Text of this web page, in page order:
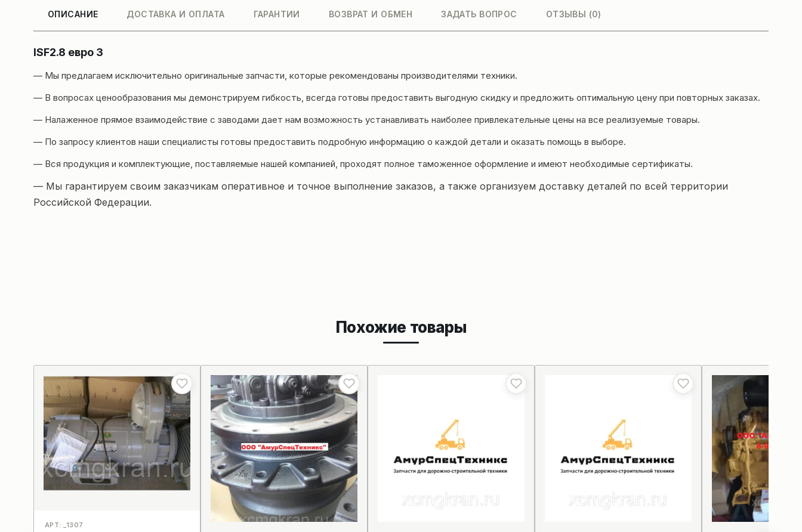
ОПИСАНИЕ ДОСТАВКА И ОПЛАТА ГАРАНТИИ ВОЗВРАТ И ОБМЕН ЗАДАТЬ ВОПРОС ОТЗЫВЫ (0)
ISF2.8 евро 3
— Мы предлагаем исключительно оригинальные запчасти, которые рекомендованы производителями техники.
— В вопросах ценообразования мы демонстрируем гибкость, всегда готовы предоставить выгодную скидку и предложить оптимальную цену при повторных заказах.
— Налаженное прямое взаимодействие с заводами дает нам возможность устанавливать наиболее привлекательные цены на все реализуемые товары.
— По запросу клиентов наши специалисты готовы предоставить подробную информацию о каждой детали и оказать помощь в выборе.
— Вся продукция и комплектующие, поставляемые нашей компанией, проходят полное таможенное оформление и имеют необходимые сертификаты.
— Мы гарантируем своим заказчикам оперативное и точное выполнение заказов, а также организуем доставку деталей по всей территории
Российской Федерации.
Похожие товары
АРТ: _1307